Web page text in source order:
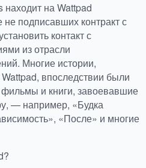
на Wattpad
подписавших контракт с
контакт с
из отрасли
Многие истории,
впоследствии были
и книги, завоевавшие
— например, «Будка
«После» и многие